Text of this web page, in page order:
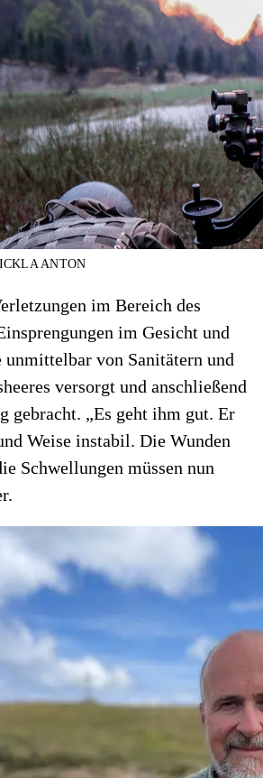
ANTON
im Bereich des
im Gesicht und
von Sanitätern und
versorgt und anschließend
gebracht. „Es geht ihm gut. Er
Weise instabil. Die Wunden
Schwellungen müssen nun